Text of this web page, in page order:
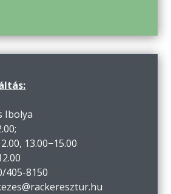
Ibolya
13.00−15.00
405-8150